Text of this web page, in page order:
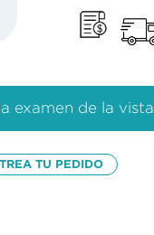
examen de la vista
TU PEDIDO